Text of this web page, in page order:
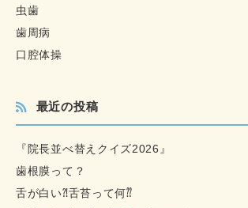
虫歯
歯周病
口腔体操
最近の投稿
『院長並べ替えクイズ2026』
歯根膜って？
舌が白い⁈舌苔って何⁇